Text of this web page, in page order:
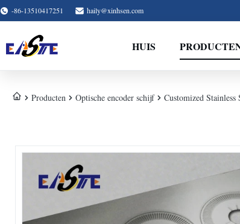
-86-13510417251 haily@xinhsen.com
HUIS
Producten Optische encoder schijf Customized